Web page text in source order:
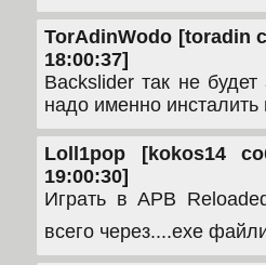
TorAdinWodo [toradin
18:00:37]
Backslider так не
надо именно инсталить
Loll1pop [kokos14
19:00:30]
Играть в APB
всего через....exe